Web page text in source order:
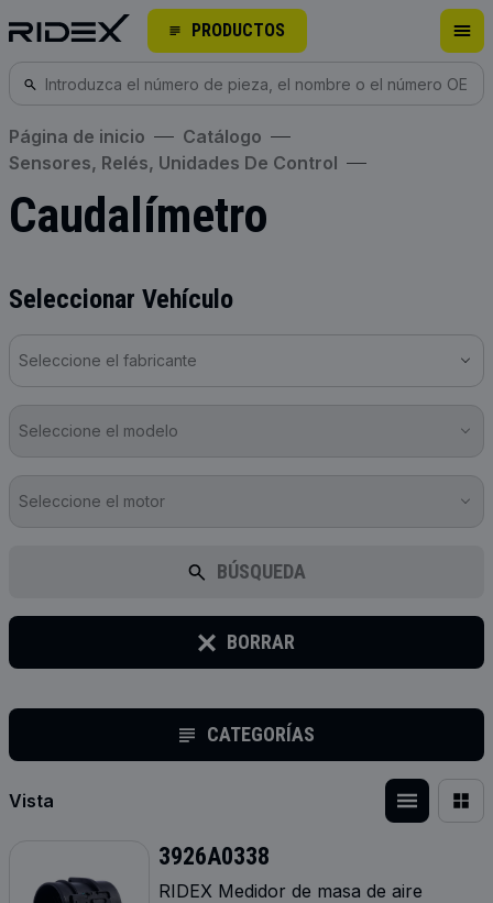
PRODUCTOS
Página de inicio
Catálogo
Sensores, Relés, Unidades De Control
Caudalímetro
Seleccionar Vehículo
Seleccione el fabricante
Seleccione el modelo
Seleccione el motor
BÚSQUEDA
BORRAR
CATEGORÍAS
Vista
3926A0338
RIDEX Medidor de masa de aire